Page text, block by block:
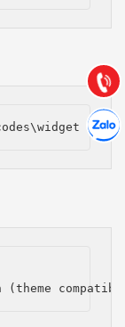
(theme
Gọi
22.166.144
Chát
tác